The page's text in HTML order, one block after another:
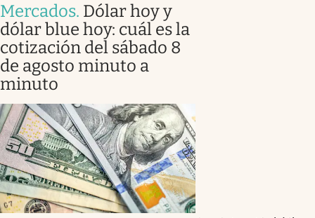
Mercados. Dólar hoy y
dólar blue hoy: cuál es la
cotización del sábado 8
de agosto minuto a
minuto